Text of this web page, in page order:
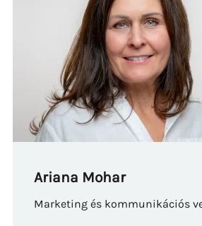
Ariana Mohar
Marketing és kommunikációs